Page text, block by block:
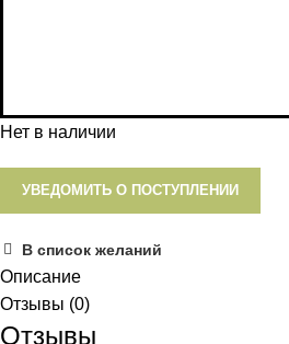
Нет в наличии
УВЕДОМИТЬ О ПОСТУПЛЕНИИ
В список желаний
Описание
Отзывы (0)
Отзывы